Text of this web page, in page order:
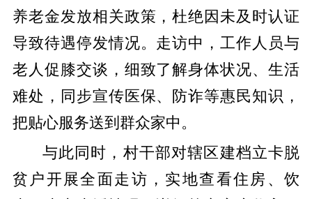
养老金发放相关政策，杜绝因未及时认证
导致待遇停发情况。走访中，工作人员与
老人促膝交谈，细致了解身体状况、生活
难处，同步宣传医保、防诈等惠民知识，
把贴心服务送到群众家中。
与此同时，村干部对辖区建档立卡脱
贫户开展全面走访，实地查看住房、饮